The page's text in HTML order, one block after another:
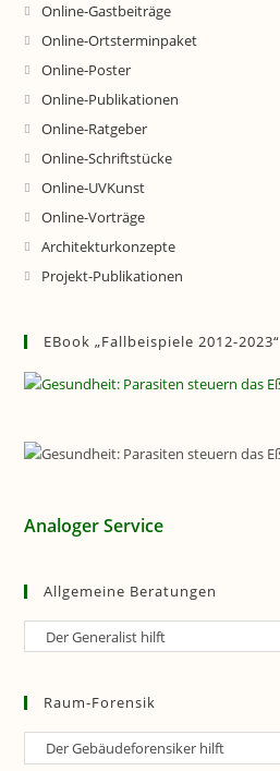
Online-Gastbeiträge
Online-Ortsterminpaket
Online-Poster
Online-Publikationen
Online-Ratgeber
Online-Schriftstücke
Online-UVKunst
Online-Vorträge
Architekturkonzepte
Projekt-Publikationen
EBook „Fallbeispiele 2012-2023“
Analoger Service
Allgemeine Beratungen
Allgemeine
Raum-Forensik
Raum-